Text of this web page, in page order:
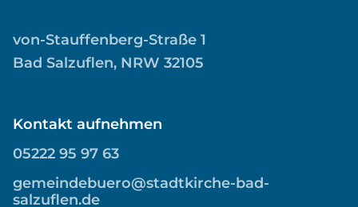
von-Stauffenberg-Straße 1
Bad Salzuflen, NRW 32105
Kontakt aufnehmen
05222 95 97 63
gemeindebuero@stadtkirche-bad-
salzuflen.de